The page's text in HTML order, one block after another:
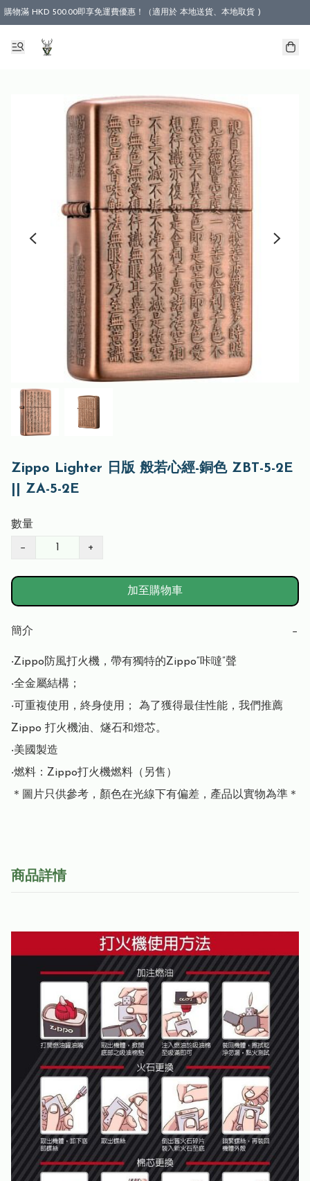
購物滿 HKD 500.00即享免運費優惠！（適用於 本地送貨、本地取貨 )
Zippo Lighter 日版 般若心經-銅色 ZBT-5-2E
|| ZA-5-2E
數量
− +
加至購物車
簡介 −
‧Zippo防風打火機，帶有獨特的Zippo“咔噠”聲
‧全金屬結構；
‧可重複使用，終身使用； 為了獲得最佳性能，我們推薦
Zippo 打火機油、燧石和燈芯。
‧美國製造
‧燃料：Zippo打火機燃料（另售）
＊圖片只供參考，顏色在光線下有偏差，產品以實物為準＊
商品詳情